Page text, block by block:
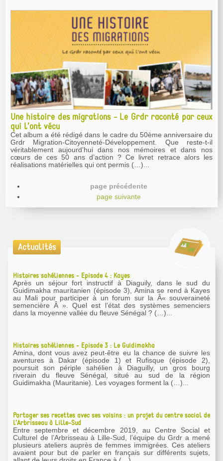
Une histoire des migrations - Le Grdr raconté par ceux
qui l’ont vécu
Cet album a été rédigé dans le cadre du 50ème anniversaire du
Grdr Migration-Citoyenneté-Développement. Que reste-t-il
véritablement aujourd’hui dans nos mémoires et dans nos
cœurs de ces 50 ans d’action ? Ce livret retrace alors les
réalisations matérielles qui ont permis (…)...
page précédente
page suivante
Actualités
Histoires sahéliennes - Episode 4 : Kayes
Après un séjour fort instructif à Diaguily, dans le sud du
Guidimakha mauritanien (épisode 3), Amina se rend à Kayes
au Mali pour participer à un forum sur la Â« souveraineté
semencière Â ». Quel est l’état des systèmes semenciers
dans la moyenne vallée du fleuve Sénégal ? (…)...
Histoires sahéliennes - Episode 3 : Le Guidimakha
Amina, dont vous avez peut-être eu la chance de suivre les
aventures à Dakar (épisode 1) et Rufisque (épisode 2),
poursuit son périple sahélien à Diaguilly, un gros bourg
riverain du fleuve Sénégal, situé au sud de la région
Guidimakha (Mauritanie). Les voyages forment la (…)...
Partager ses recettes avec ses voisins : un projet du centre social de
l’Arbrisseau à Lille-Sud
Entre septembre et décembre 2019, au Centre Social et
Culturel de l’Arbrisseau à Lille-Sud, l’équipe du Grdr a mené
plusieurs ateliers auprès de femmes immigrées. Ces ateliers
avaient pour but de parler en français sur différents sujets,